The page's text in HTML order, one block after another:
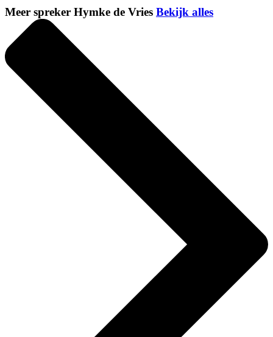
Meer spreker Hymke de Vries Bekijk alles